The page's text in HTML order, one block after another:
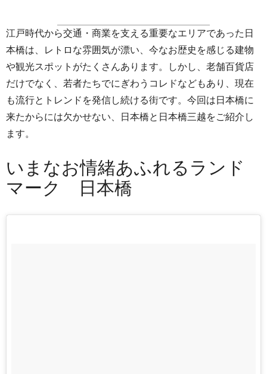
江戸時代から交通・商業を支える重要なエリアであった日
本橋は、レトロな雰囲気が漂い、今なお歴史を感じる建物
や観光スポットがたくさんあります。しかし、老舗百貨店
だけでなく、若者たちでにぎわうコレドなどもあり、現在
も流行とトレンドを発信し続ける街です。今回は日本橋に
来たからには欠かせない、日本橋と日本橋三越をご紹介し
ます。
いまなお情緒あふれるランド
マーク 日本橋